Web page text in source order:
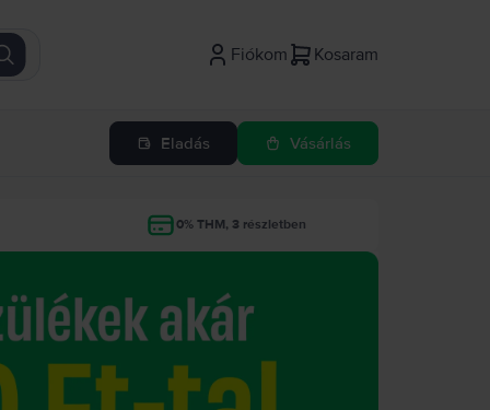
Fiókom Kosaram
Eladás Vásárlás
0% THM, 3 részletben